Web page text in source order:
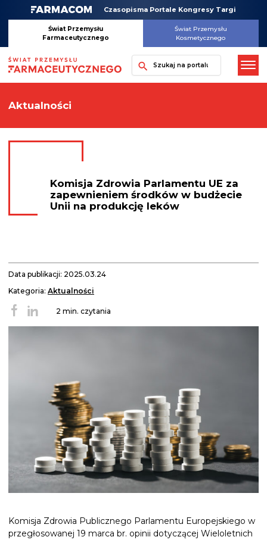
Czasopisma Portale Kongresy Targi
Świat Przemysłu
Farmaceutycznego
Świat Przemysłu
Kosmetycznego
Szukaj
Aktualności
Komisja Zdrowia Parlamentu UE za
zapewnieniem środków w budżecie
Unii na produkcję leków
Data publikacji: 2025.03.24
Kategoria: Aktualności
2 min. czytania
Komisja Zdrowia Publicznego Parlamentu Europejskiego w
przegłosowanej 19 marca br. opinii dotyczącej Wieloletnich